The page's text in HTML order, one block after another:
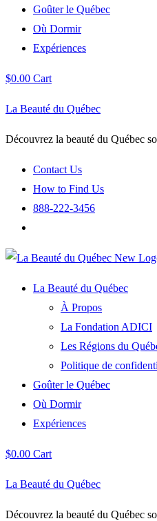
Goûter le Québec
Où Dormir
Expériences
$0.00 Cart
La Beauté du Québec
Découvrez la beauté du Québec
Contact Us
How to Find Us
888-222-3456
La Beauté du Québec
À Propos
La Fondation ADICI
Les Régions du
Politique de
Goûter le Québec
Où Dormir
Expériences
$0.00 Cart
La Beauté du Québec
Découvrez la beauté du Québec